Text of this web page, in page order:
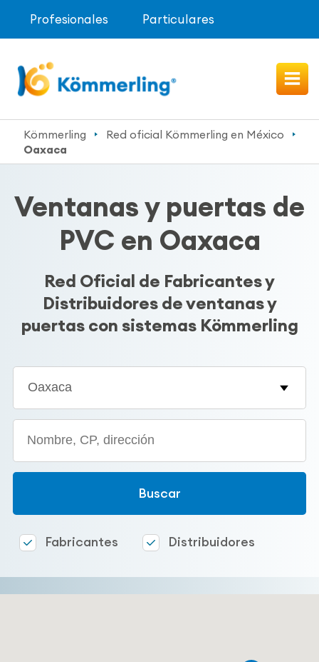
Profesionales Particulares
Kömmerling
Red oficial Kömmerling en México
Oaxaca
Ventanas y puertas de
PVC en Oaxaca
Red Oficial de Fabricantes y
Distribuidores de ventanas y
puertas con sistemas Kömmerling
Fabricantes Distribuidores